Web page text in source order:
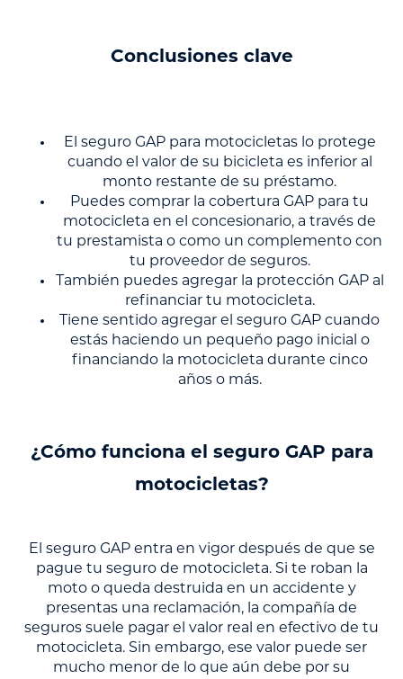
Conclusiones clave
El seguro GAP para motocicletas lo protege
cuando el valor de su bicicleta es inferior al
monto restante de su préstamo.
Puedes comprar la cobertura GAP para tu
motocicleta en el concesionario, a través de
tu prestamista o como un complemento con
tu proveedor de seguros.
También puedes agregar la protección GAP al
refinanciar tu motocicleta.
Tiene sentido agregar el seguro GAP cuando
estás haciendo un pequeño pago inicial o
financiando la motocicleta durante cinco
años o más.
¿Cómo funciona el seguro GAP para
motocicletas?
El seguro GAP entra en vigor después de que se
pague tu seguro de motocicleta. Si te roban la
moto o queda destruida en un accidente y
presentas una reclamación, la compañía de
seguros suele pagar el valor real en efectivo de tu
motocicleta. Sin embargo, ese valor puede ser
mucho menor de lo que aún debe por su